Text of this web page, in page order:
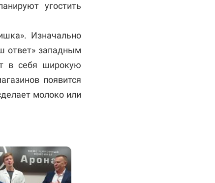
угостить
Изначально
ответ» западным
в себя широкую
появится
молоко или